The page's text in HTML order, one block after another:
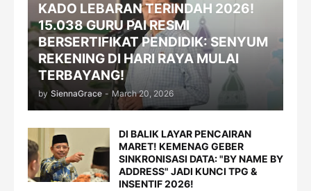
KADO LEBARAN TERINDAH 2026!
15.038 GURU PAI RESMI
BERSERTIFIKAT PENDIDIK: SENYUM
REKENING DI HARI RAYA MULAI
TERBAYANG!
by SiennaGrace - March 20, 2026
DI BALIK LAYAR PENCAIRAN
MARET! KEMENAG GEBER
SINKRONISASI DATA: "BY NAME BY
ADDRESS" JADI KUNCI TPG &
INSENTIF 2026!